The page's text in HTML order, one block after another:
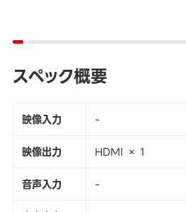
スペック概要
映像入力
-
映像出力
HDMI × 1
音声入力
-